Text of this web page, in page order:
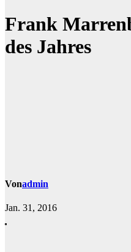
Frank
des Jahres
Vonadmin
Jan. 31, 2016